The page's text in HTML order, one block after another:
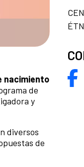
nacimiento
de
y
diversos
de